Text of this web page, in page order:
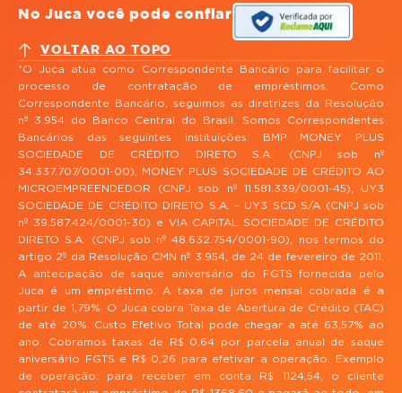
VOLTAR AO TOPO
No Juca você pode confiar
*O Juca atua como Correspondente Bancário para facilitar o
processo de contratação de empréstimos. Como
Correspondente Bancário, seguimos as diretrizes da Resolução
nº 3.954 do Banco Central do Brasil. Somos Correspondentes
Bancários das seguintes instituições: BMP MONEY PLUS
SOCIEDADE DE CRÉDITO DIRETO S.A. (CNPJ sob nº
34.337.707/0001-00), MONEY PLUS SOCIEDADE DE CRÉDITO AO
MICROEMPREENDEDOR (CNPJ sob nº 11.581.339/0001-45), UY3
SOCIEDADE DE CRÉDITO DIRETO S.A. – UY3 SCD S/A (CNPJ sob
nº 39.587.424/0001-30) e VIA CAPITAL SOCIEDADE DE CRÉDITO
DIRETO S.A. (CNPJ sob nº 48.632.754/0001-90), nos termos do
artigo 2º da Resolução CMN nº 3.954, de 24 de fevereiro de 2011.
A antecipação de saque aniversário do FGTS fornecida pelo
Juca é um empréstimo. A taxa de juros mensal cobrada é a
partir de 1,79%. O Juca cobra Taxa de Abertura de Crédito (TAC)
de até 20%. Custo Efetivo Total pode chegar a até 63,57% ao
ano. Cobramos taxas de R$ 0,64 por parcela anual de saque
aniversário FGTS e R$ 0,26 para efetivar a operação. Exemplo
de operação: para receber em conta R$ 1124,54, o cliente